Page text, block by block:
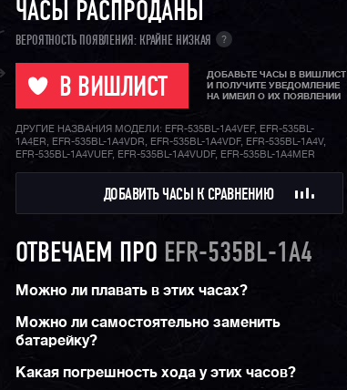
ЧАСЫ РАСПРОДАНЫ
ВЕРОЯТНОСТЬ ПОЯВЛЕНИЯ: КРАЙНЕ НИЗКАЯ ?
В ВИШЛИСТ
ДОБАВЬТЕ ЧАСЫ В ВИШЛИСТ
И ПОЛУЧИТЕ УВЕДОМЛЕНИЕ
НА ИМЕИЛ О ИХ ПОЯВЛЕНИИ
ДРУГИЕ НАЗВАНИЯ МОДЕЛИ: EFR-535BL-1A4VEF, EFR-535BL-
1A4ER, EFR-535BL-1A4VDR, EFR-535BL-1A4VDF, EFR-535BL-1A4V,
EFR-535BL-1A4VUEF, EFR-535BL-1A4VUDF, EFR-535BL-1A4MER
ДОБАВИТЬ ЧАСЫ К СРАВНЕНИЮ
ОТВЕЧАЕМ ПРО EFR-535BL-1A4
Можно ли плавать в этих часах?
Можно ли самостоятельно заменить
батарейку?
Какая погрешность хода у этих часов?